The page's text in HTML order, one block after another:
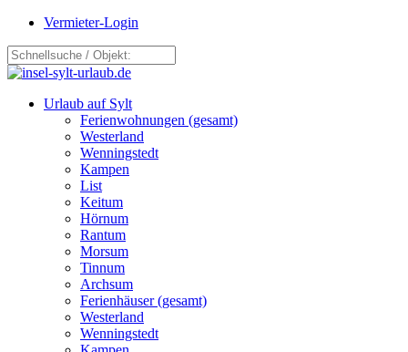
Vermieter-Login
Urlaub auf Sylt
Ferienwohnungen (gesamt)
Westerland
Wenningstedt
Kampen
List
Keitum
Hörnum
Rantum
Morsum
Tinnum
Archsum
Ferienhäuser (gesamt)
Westerland
Wenningstedt